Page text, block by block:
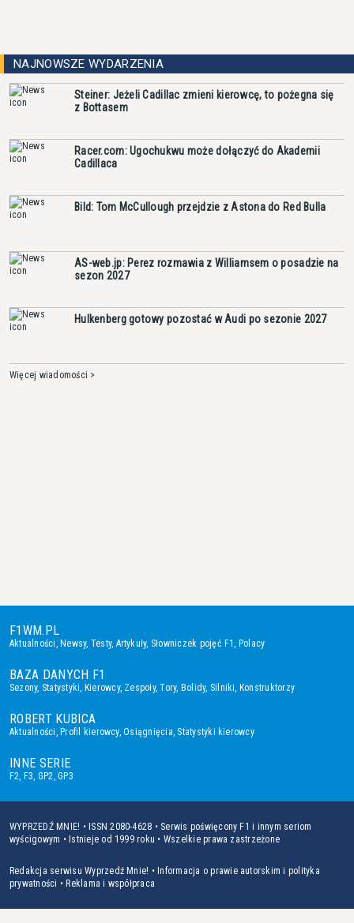
NAJNOWSZE WYDARZENIA
Steiner: Jeżeli Cadillac zmieni kierowcę, to pożegna się
z Bottasem
Racer.com: Ugochukwu może dołączyć do Akademii
Cadillaca
Bild: Tom McCullough przejdzie z Astona do Red Bulla
AS-web.jp: Perez rozmawia z Williamsem o posadzie na
sezon 2027
Hulkenberg gotowy pozostać w Audi po sezonie 2027
Więcej wiadomości >
F1WM.PL
Aktualności, Newsy, Testy, Artykuły, Słowniczek pojęć F1, Polacy
BAZA DANYCH F1
Sezony, Statystyki, Kierowcy, Zespoły,Tory, Bolidy, Silniki, Konstruktorzy
ROBERT KUBICA
Aktualności, Profil kierowcy,Osiągnięcia, Statystyki kierowcy
INNE SERIE
F2, F3, GP2,GP3
WYPRZEDŹ MNIE! • ISSN 2080-4628 • Serwis poświęcony F1 i innym seriom
wyścigowym • Istnieje od 1999 roku • Wszelkie prawa zastrzeżone
Redakcja serwisu Wyprzedź Mnie! • Informacja o prawie autorskim i polityka
prywatności • Reklama i współpraca